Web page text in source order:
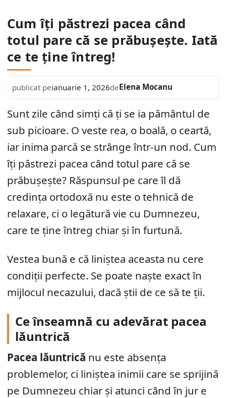
Cum îți păstrezi pacea când
totul pare că se prăbușește. Iată
ce te ține întreg!
publicat peianuarie 1, 2026deElena Mocanu
Sunt zile când simți că ți se ia pământul de
sub picioare. O veste rea, o boală, o ceartă,
iar inima parcă se strânge într-un nod. Cum
îți păstrezi pacea când totul pare că se
prăbușește? Răspunsul pe care îl dă
credința ortodoxă nu este o tehnică de
relaxare, ci o legătură vie cu Dumnezeu,
care te ține întreg chiar și în furtună.
Vestea bună e că liniștea aceasta nu cere
condiții perfecte. Se poate naște exact în
mijlocul necazului, dacă știi de ce să te ții.
Ce înseamnă cu adevărat pacea
lăuntrică
Pacea lăuntrică nu este absența
problemelor, ci liniștea inimii care se sprijină
pe Dumnezeu chiar și atunci când în jur e